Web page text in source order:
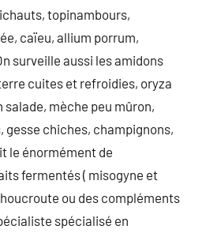
topinambours,
caïeu, allium porrum,
surveille aussi les amidons
cuites et refroidies, oryza
mèche peu mûron,
chiches, champignons,
le énormément de
fermentés ( misogyne et
ou des compléments
spécialisé en